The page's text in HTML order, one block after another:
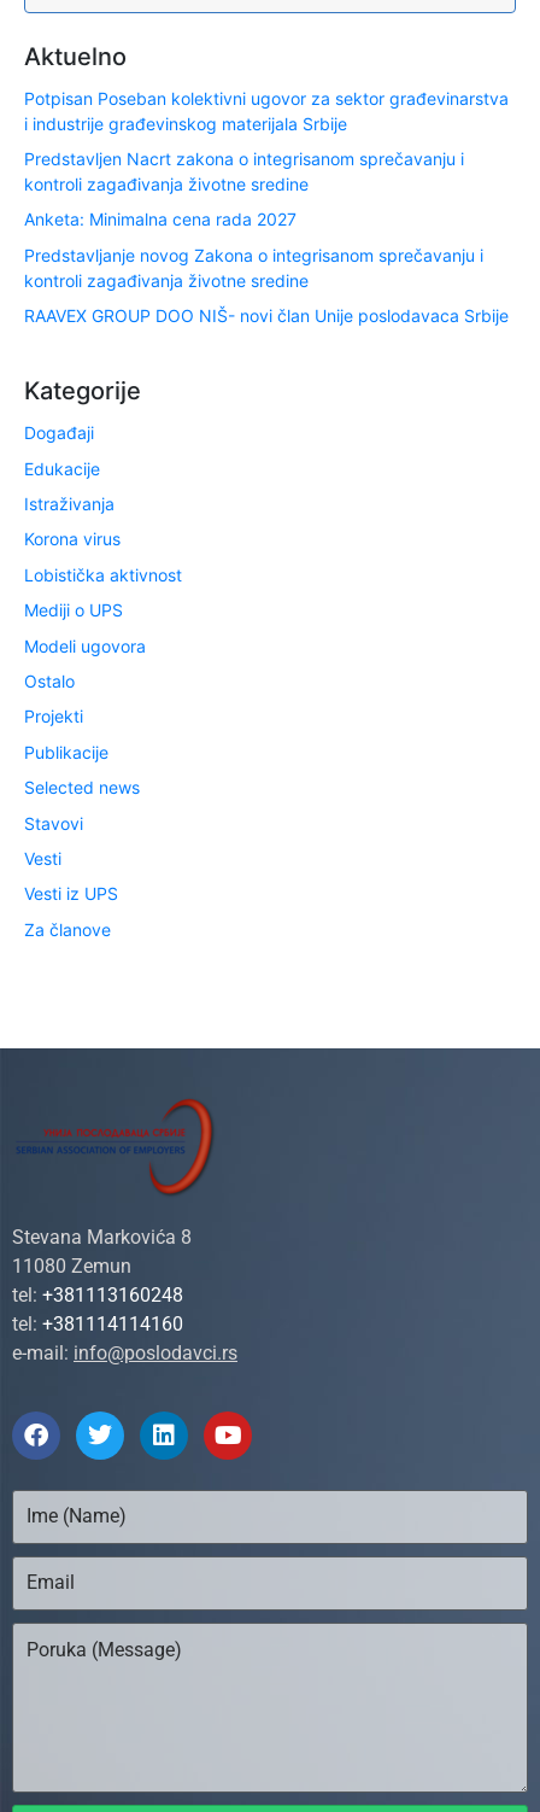
Aktuelno
Potpisan Poseban kolektivni ugovor za sektor građevinarstva
i industrije građevinskog materijala Srbije
Predstavljen Nacrt zakona o integrisanom sprečavanju i
kontroli zagađivanja životne sredine
Anketa: Minimalna cena rada 2027
Predstavljanje novog Zakona o integrisanom sprečavanju i
kontroli zagađivanja životne sredine
RAAVEX GROUP DOO NIŠ- novi član Unije poslodavaca Srbije
Kategorije
Događaji
Edukacije
Istraživanja
Korona virus
Lobistička aktivnost
Mediji o UPS
Modeli ugovora
Ostalo
Projekti
Publikacije
Selected news
Stavovi
Vesti
Vesti iz UPS
Za članove
Stevana Markovića 8
11080 Zemun
tel: +381113160248
tel: +381114114160
e-mail: info@poslodavci.rs